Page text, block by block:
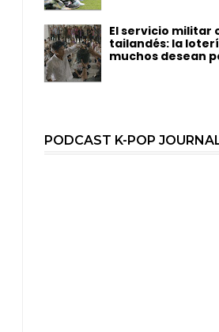
El servicio militar
tailandés: la
muchos desean
PODCAST K-POP